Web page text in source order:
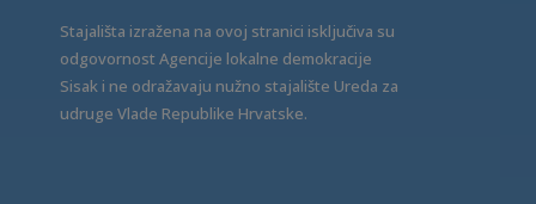
Stajališta izražena na ovoj stranici isključiva su
odgovornost Agencije lokalne demokracije
Sisak i ne odražavaju nužno stajalište Ureda za
udruge Vlade Republike Hrvatske.